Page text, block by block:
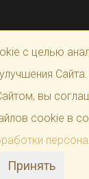
Crystal Light
с целью
вы
cookie в
Принять